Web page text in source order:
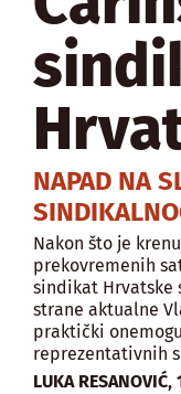
NAPAD NA
Nakon što je
prekovremenih
sindikat Hrvatske
strane aktualne
praktički
reprezentativnih
LUKA RESANOVIĆ,